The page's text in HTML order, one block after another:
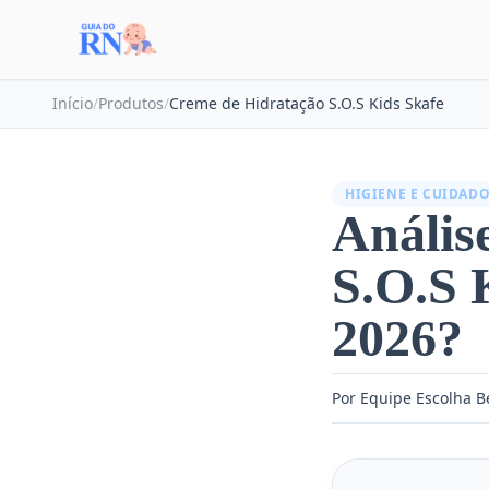
Início/Produtos/Creme de Hidratação S.O.S Kids Skafe
HIGIENE E
S.O.S
2026?
Por Equipe Escolha